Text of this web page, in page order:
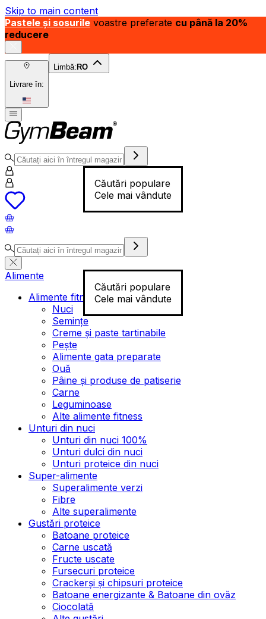
Skip to main content
Pastele și sosurile voastre preferate cu până la 20%
reducere
Livrare în:
Limbă: RO
Căutări populare
Cele mai vândute
Căutări populare
Cele mai vândute
Alimente
Alimente fitness
Nuci
Semințe
Creme și paste tartinabile
Pește
Alimente gata preparate
Ouă
Pâine și produse de patiserie
Carne
Leguminoase
Alte alimente fitness
Unturi din nuci
Unturi din nuci 100%
Unturi dulci din nuci
Unturi proteice din nuci
Super-alimente
Superalimente verzi
Fibre
Alte superalimente
Gustări proteice
Batoane proteice
Carne uscată
Fructe uscate
Fursecuri proteice
Crackerși și chipsuri proteice
Batoane energizante & Batoane din ovăz
Ciocolată